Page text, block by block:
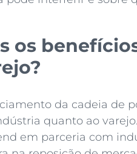
os
da cadeia de
quanto ao
em parceria com